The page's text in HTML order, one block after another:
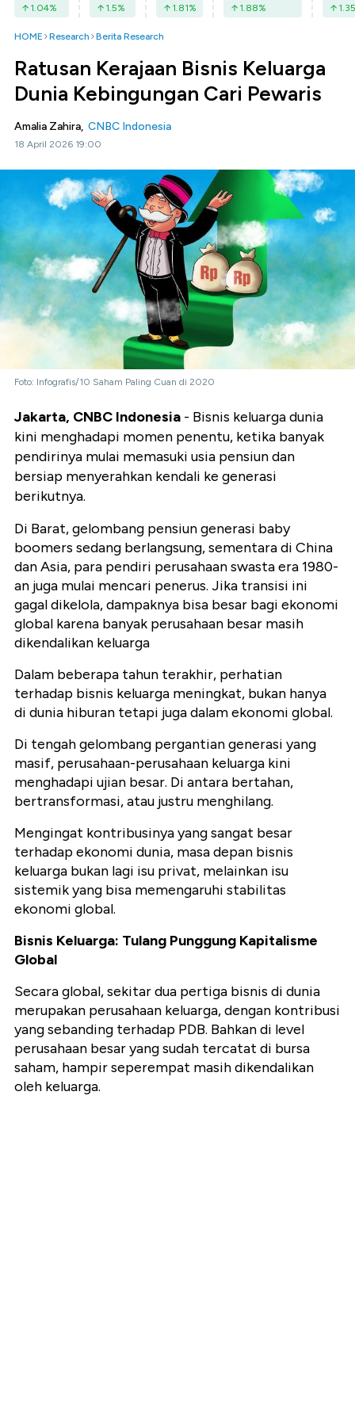
1.04% 1.5% 1.81% 1.88% 1.35
HOME Research Berita Research
Ratusan Kerajaan Bisnis Keluarga
Dunia Kebingungan Cari Pewaris
Amalia Zahira, CNBC Indonesia
18 April 2026 19:00
Foto: Infografis/10 Saham Paling Cuan di 2020
Jakarta, CNBC Indonesia - Bisnis keluarga dunia
kini menghadapi momen penentu, ketika banyak
pendirinya mulai memasuki usia pensiun dan
bersiap menyerahkan kendali ke generasi
berikutnya.
Di Barat, gelombang pensiun generasi baby
boomers sedang berlangsung, sementara di China
dan Asia, para pendiri perusahaan swasta era 1980-
an juga mulai mencari penerus. Jika transisi ini
gagal dikelola, dampaknya bisa besar bagi ekonomi
global karena banyak perusahaan besar masih
dikendalikan keluarga
Dalam beberapa tahun terakhir, perhatian
terhadap bisnis keluarga meningkat, bukan hanya
di dunia hiburan tetapi juga dalam ekonomi global.
Di tengah gelombang pergantian generasi yang
masif, perusahaan-perusahaan keluarga kini
menghadapi ujian besar. Di antara bertahan,
bertransformasi, atau justru menghilang.
Mengingat kontribusinya yang sangat besar
terhadap ekonomi dunia, masa depan bisnis
keluarga bukan lagi isu privat, melainkan isu
sistemik yang bisa memengaruhi stabilitas
ekonomi global.
Bisnis Keluarga: Tulang Punggung Kapitalisme
Global
Secara global, sekitar dua pertiga bisnis di dunia
merupakan perusahaan keluarga, dengan kontribusi
yang sebanding terhadap PDB. Bahkan di level
perusahaan besar yang sudah tercatat di bursa
saham, hampir seperempat masih dikendalikan
oleh keluarga.